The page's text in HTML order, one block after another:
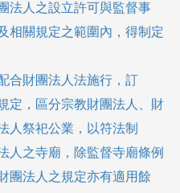
法人之設立許可與監督事
相關規定之範圍內，得制定
合財團法人法施行，訂
定，區分宗教財團法人、財
人祭祀公業，以符法制
人 之寺廟，除監督寺廟條例
團法人之規定亦有適用餘